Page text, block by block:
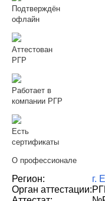
Подтверждён
офлайн
Аттестован
РГР
Работает в
компании РГР
Есть
сертификаты
О профессионале
Регион:
г.
Орган аттестации: